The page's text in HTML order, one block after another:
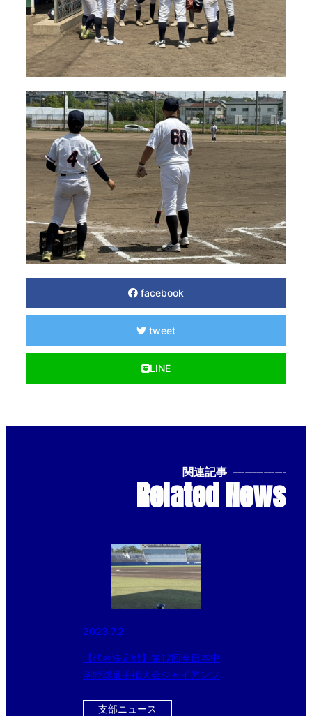
facebook
tweet
LINE
関連記事 --------------
Related News
2023.7.2
【代表決定戦】第17回全日本中
学野球選手権大会ジャイアンツカ
支部ニュース